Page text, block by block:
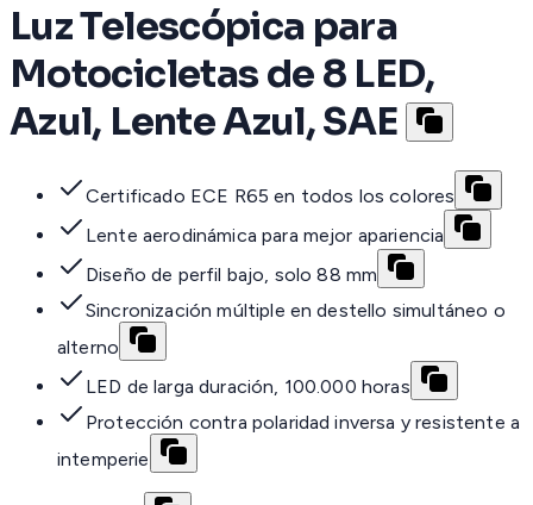
Luz Telescópica para
Motocicletas de 8 LED,
Azul, Lente Azul, SAE
Certificado ECE R65 en todos los colores
Lente aerodinámica para mejor apariencia
Diseño de perfil bajo, solo 88 mm
Sincronización múltiple en destello simultáneo o
alterno
LED de larga duración, 100.000 horas
Protección contra polaridad inversa y resistente a
intemperie